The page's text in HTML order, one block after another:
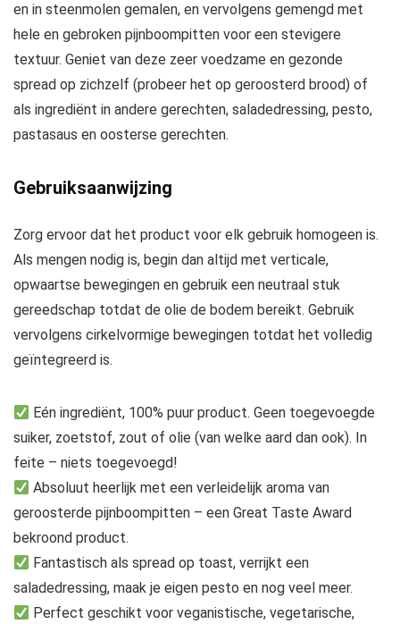
en in steenmolen gemalen, en vervolgens gemengd met
hele en gebroken pijnboompitten voor een stevigere
textuur. Geniet van deze zeer voedzame en gezonde
spread op zichzelf (probeer het op geroosterd brood) of
als ingrediënt in andere gerechten, saladedressing, pesto,
pastasaus en oosterse gerechten.
Gebruiksaanwijzing
Zorg ervoor dat het product voor elk gebruik homogeen is.
Als mengen nodig is, begin dan altijd met verticale,
opwaartse bewegingen en gebruik een neutraal stuk
gereedschap totdat de olie de bodem bereikt. Gebruik
vervolgens cirkelvormige bewegingen totdat het volledig
geïntegreerd is.
Eén ingrediënt, 100% puur product. Geen toegevoegde
suiker, zoetstof, zout of olie (van welke aard dan ook). In
feite – niets toegevoegd!
Absoluut heerlijk met een verleidelijk aroma van
geroosterde pijnboompitten – een Great Taste Award
bekroond product.
Fantastisch als spread op toast, verrijkt een
saladedressing, maak je eigen pesto en nog veel meer.
Perfect geschikt voor veganistische, vegetarische,